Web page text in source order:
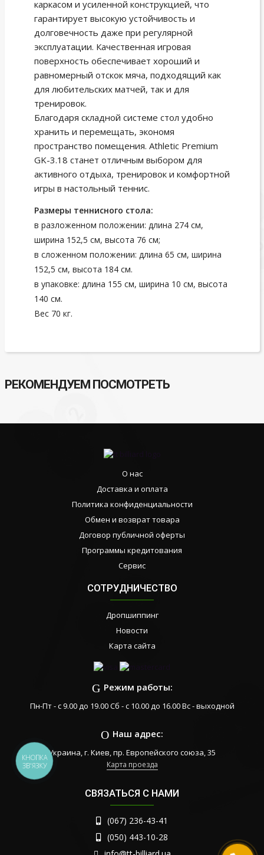
каркасом и усиленной конструкцией, что
гарантирует высокую устойчивость и
долговечность даже при регулярной
эксплуатации. Качественная игровая
поверхность обеспечивает хороший и
равномерный отскок мяча, подходящий как
для любительских матчей, так и для
тренировок.
Благодаря складной системе стол удобно
хранить и перемещать, экономя
пространство помещения. Athletic Premium
GK-3.18 станет отличным выбором для
активного отдыха, тренировок и комфортной
игры в настольный теннис.
Размеры теннисного стола:
в разложенном положении: длина 274 см,
ширина 152,5 см, высота 76 см;
в сложенном положении: длина 65 см, ширина
152,5 см, высота 184 см.
в упаковке: длина 155 см, ширина 10 см, высота
140 см.
Вес 70 кг.
РЕКОМЕНДУЕМ ПОСМОТРЕТЬ
О нас
Доставка и оплата
Политика конфиденциальности
Обмен и возврат товара
Договор публичной оферты
Программы кредитования
Сервис
СОТРУДНИЧЕСТВО
Дропшиппинг
Новости
Карта сайта
Режим работы:
Пн-Пт - с 9.00 до 19.00 Сб - с 10.00 до 16.00 Вс - выходной
Наш адрес:
Украина, г. Киев, пр. Европейского союза, 35
Карта проезда
СВЯЗАТЬСЯ С НАМИ
(067) 236-43-41
(050) 443-10-28
КНОПКА
ЗВ'ЯЗКУ